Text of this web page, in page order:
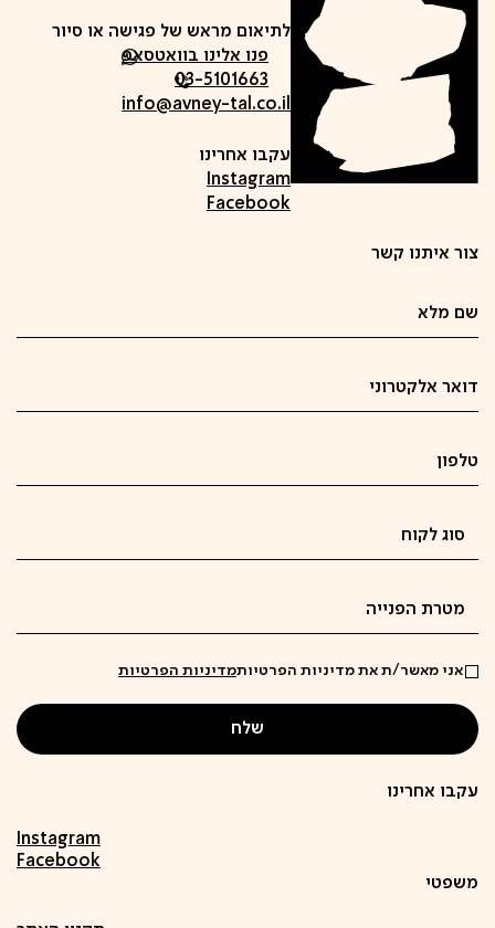
צור איתנו קשר
אני מאשר/ת את מדיניות הפרטיותמדיניות הפרטיות
עקבו אחרינו
Instagram
Facebook
משפטי
לתיאום מראש של פגישה או סיור
פנו אלינו בוואטסאפ
03-5101663
info@avney-tal.co.il
עקבו אחרינו
Instagram
Facebook